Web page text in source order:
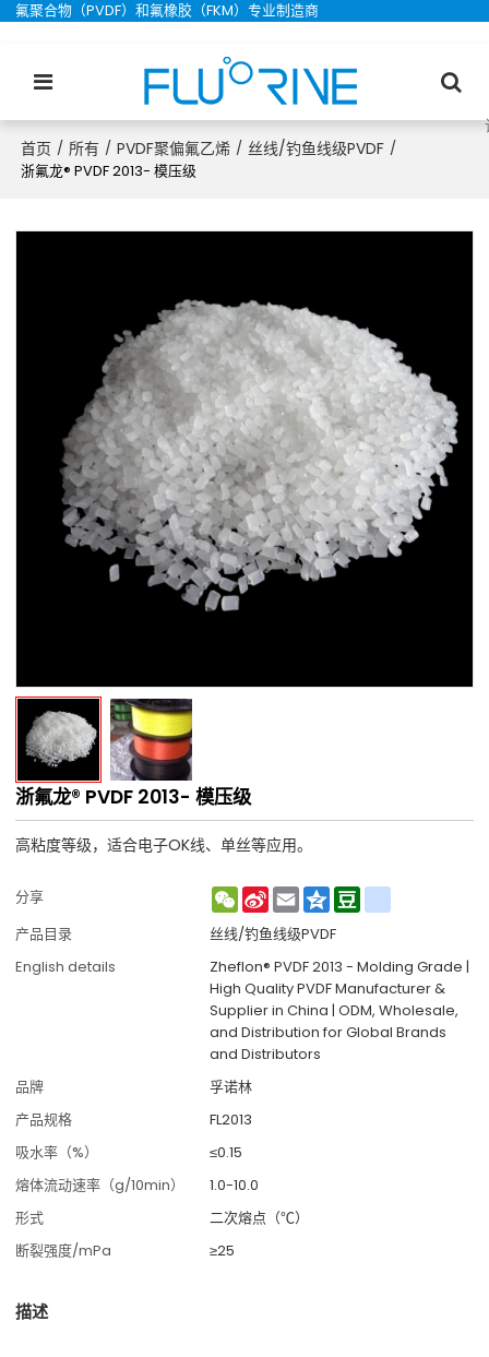
氟聚合物（PVDF）和氟橡胶（FKM）专业制造商
首页 / 所有 / PVDF聚偏氟乙烯 / 丝线/钓鱼线级PVDF /
浙氟龙® PVDF 2013- 模压级
浙氟龙® PVDF 2013- 模压级
高粘度等级，适合电子OK线、单丝等应用。
分享 WeChat
Sina
Weibo
EmailQzoneDouban
产品目录
丝线/钓鱼线级PVDF
English details
Zheflon® PVDF 2013 - Molding Grade |
High Quality PVDF Manufacturer &
Supplier in China | ODM, Wholesale,
and Distribution for Global Brands
and Distributors
品牌
孚诺林
产品规格
FL2013
吸水率（%）
≤0.15
熔体流动速率（g/10min）
1.0-10.0
形式
二次熔点（℃）
断裂强度/mPa
≥25
描述